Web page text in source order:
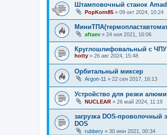
Штамповочный станок
PopKorn85 » 09 окт 2024, 10:24
aftaev » 24 ноя 2021, 16:06
Круглошлифовальный с ЧПУ
hotty » 26 авг 2024, 15:48
Орбитальный миксер
Argon-11 » 22 сен 2017, 16:13
Устройство для резки
NUCLEAR » 26 май 2024, 11:19
загрузка DOS-
DOS
rubbery » 30 июн 2021, 00:34